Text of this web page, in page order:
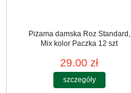
Piżama damska Roz Standard,
Mix kolor Paczka 12 szt
29.00 zł
szczegóły